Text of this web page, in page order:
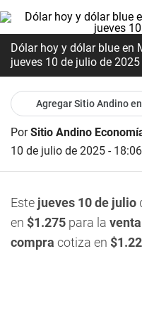
Dólar hoy y dólar blue en
jueves 10 de julio de 2025
Agregar Sitio Andino en
PorSitio Andino
10 de julio de 2025 - 18:06
Este jueves 10de julio
en $1.275 para la venta
compra cotiza en